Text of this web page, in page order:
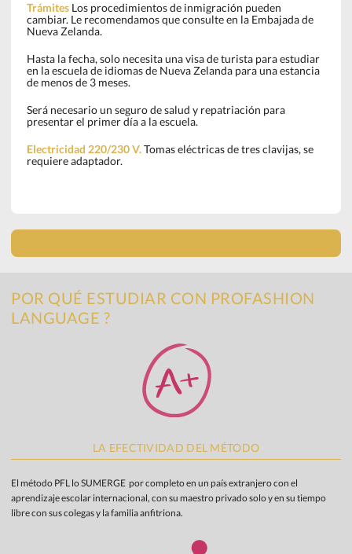
Trámites Los procedimientos de inmigración pueden
cambiar. Le recomendamos que consulte en la Embajada de
Nueva Zelanda.
Hasta la fecha, solo necesita una visa de turista para estudiar
en la escuela de idiomas de Nueva Zelanda para una estancia
de menos de 3 meses.
Será necesario un seguro de salud y repatriación para
presentar el primer día a la escuela.
Electricidad 220/230 V.Tomas eléctricas de tres clavijas, se
requiere adaptador.
POR QUÉ ESTUDIAR CON PROFASHION
LANGUAGE ?
LA EFECTIVIDAD DEL MÉTODO
El método PFL lo SUMERGE por completo en un país extranjero con el
aprendizaje escolar internacional, con su maestro privado solo y en su tiempo
libre con sus colegas y la familia anfitriona.